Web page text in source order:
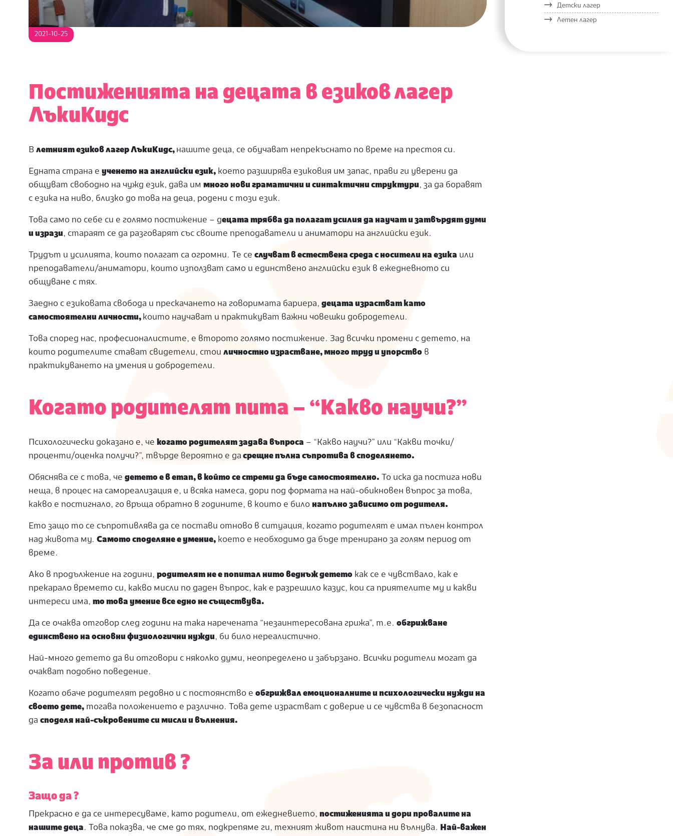
2021-10-25
Постиженията на децата в езиков лагер
ЛъкиКидс
В летният езиков лагер ЛъкиКидс, нашите деца, се обучават непрекъснато по време на престоя си.
Едната страна е ученето на английски език, което разширява езиковия им запас, прави ги уверени да
общуват свободно на чужд език, дава им много нови граматични и синтактични структури, за да боравят
с езика на ниво, близко до това на деца, родени с този език.
Това само по себе си е голямо постижение – децата трябва да полагат усилия да научат и затвърдят думи
и изрази, стараят се да разговарят със своите преподаватели и аниматори на английски език.
Трудът и усилията, които полагат са огромни. Те се случват в естествена среда с носители на езика или
преподаватели/аниматори, които използват само и единствено английски език в ежедневното си
общуване с тях.
Заедно с езиковата свобода и прескачането на говоримата бариера, децата израстват като
самостоятелни личности, които научават и практикуват важни човешки добродетели.
Това според нас, професионалистите, е второто голямо постижение. Зад всички промени с детето, на
които родителите стават свидетели, стои личностно израстване, много труд и упорство в
практикуването на умения и добродетели.
Когато родителят пита – “Какво научи?”
Психологически доказано е, че когато родителят задава въпроса – “Какво научи?” или “Какви точки/
проценти/оценка получи?”, твърде вероятно е да срещне пълна съпротива в споделянето.
Обяснява се с това, че детето е в етап, в който се стреми да бъде самостоятелно. То иска да постига нови
неща, в процес на самореализация е, и всяка намеса, дори под формата на най-обикновен въпрос за това,
какво е постигнало, го връща обратно в годините, в които е било напълно зависимо от родителя.
Ето защо то се съпротивлява да се постави отново в ситуация, когато родителят е имал пълен контрол
над живота му. Самото споделяне е умение, което е необходимо да бъде тренирано за голям период от
време.
Ако в продължение на години, родителят не е попитал нито веднъж детето как се е чувствало, как е
прекарало времето си, какво мисли по даден въпрос, как е разрешило казус, кои са приятелите му и какви
интереси има, то това умение все едно не съществува.
Да се очаква отговор след години на така наречената “незаинтересована грижа”, т.е. обгрижване
единствено на основни физиологични нужди, би било нереалистично.
Най-много детето да ви отговори с няколко думи, неопределено и забързано. Всички родители могат да
очакват подобно поведение.
Когато обаче родителят редовно и с постоянство е обгрижвал емоционалните и психологически нужди на
своето дете, тогава положението е различно. Това дете израстват с доверие и се чувства в безопасност
да споделя най-съкровените си мисли и вълнения.
За или против ?
Защо да ?
Прекрасно е да се интересуваме, като родители, от ежедневието, постиженията и дори провалите на
нашите деца. Това показва, че сме до тях, подкрепяме ги, техният живот наистина ни вълнува. Най-важен
Детски лагер
Летен лагер